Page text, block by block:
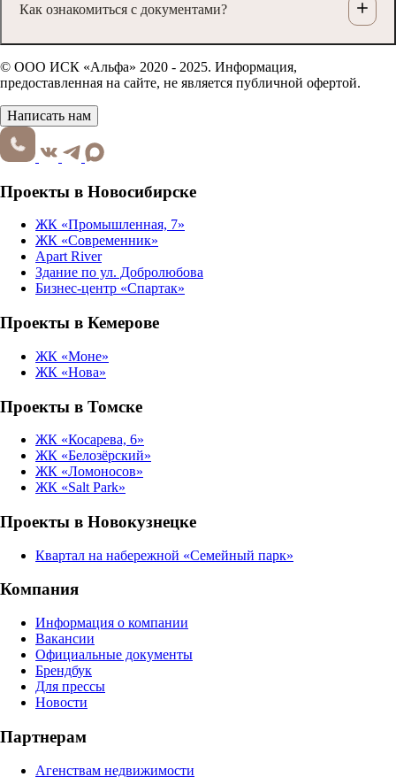
Как ознакомиться с документами?
© ООО ИСК «Альфа» 2020 - 2025. Информация,
предоставленная на сайте, не является публичной офертой.
Написать нам
Проекты в Новосибирске
ЖК «Промышленная, 7»
ЖК «Современник»
Apart River
Здание по ул. Добролюбова
Бизнес-центр «Спартак»
Проекты в Кемерове
ЖК «Моне»
ЖК «Нова»
Проекты в Томске
ЖК «Косарева, 6»
ЖК «Белозёрский»
ЖК «Ломоносов»
ЖК «Salt Park»
Проекты в Новокузнецке
Квартал на набережной «Семейный парк»
Компания
Информация о компании
Вакансии
Официальные документы
Брендбук
Для прессы
Новости
Партнерам
Агенствам недвижимости